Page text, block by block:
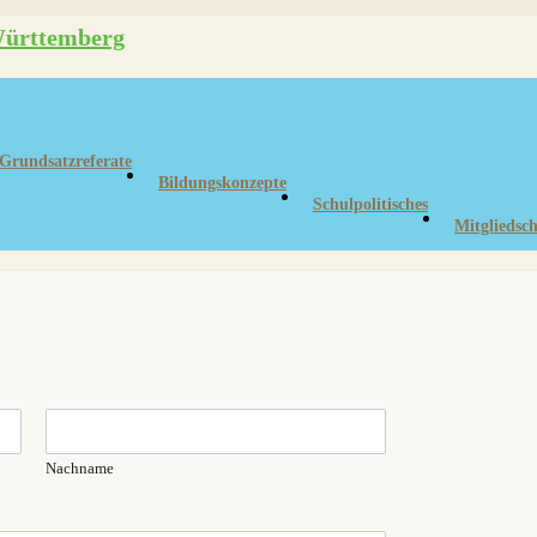
Grundsatzreferate
Bildungskonzepte
Schulpolitisches
Nachname